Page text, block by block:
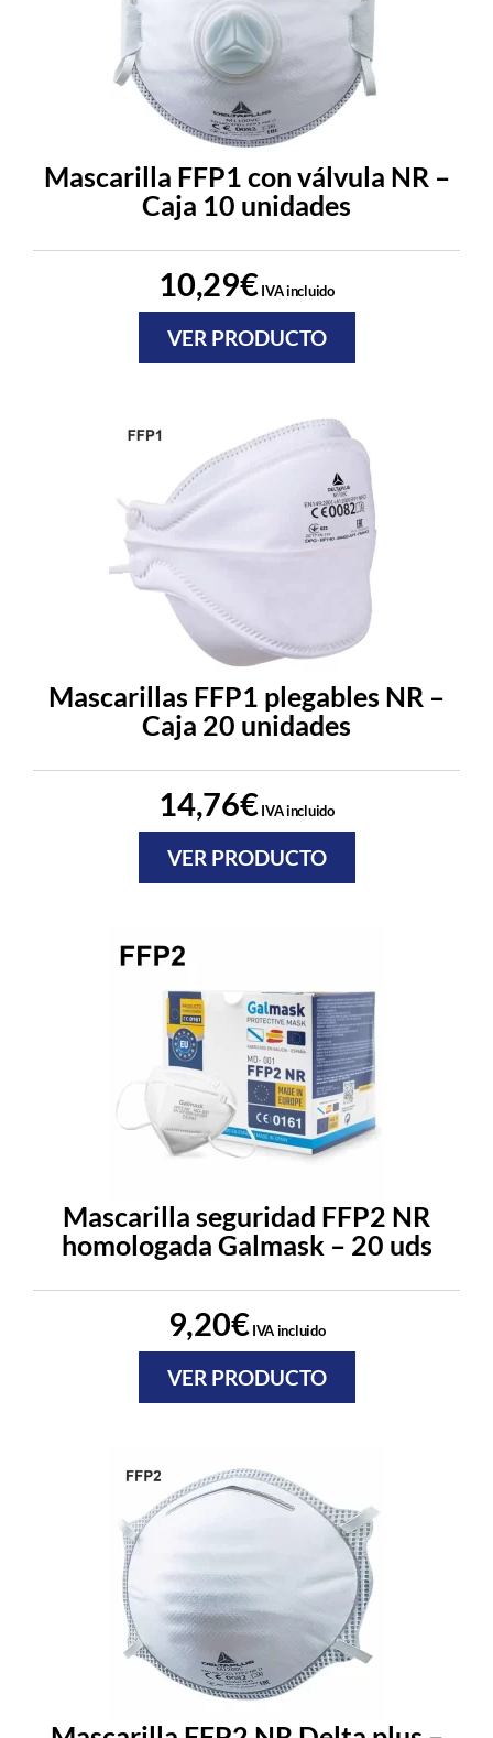
Mascarilla FFP1 con válvula NR –
Caja 10 unidades
10,29€IVA incluido
VER PRODUCTO
Mascarillas FFP1 plegables NR –
Caja 20 unidades
14,76€IVA incluido
VER PRODUCTO
Mascarilla seguridad FFP2 NR
homologada Galmask – 20 uds
9,20€IVA incluido
VER PRODUCTO